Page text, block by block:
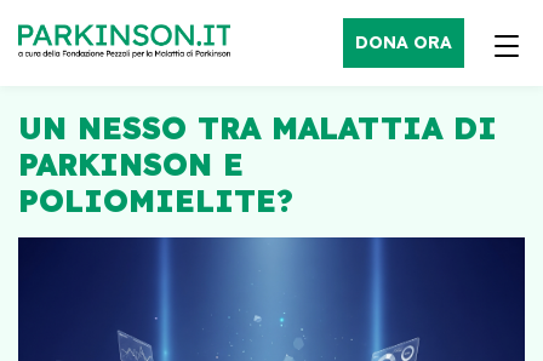
DONA ORA
UN NESSO TRA MALATTIA DI
PARKINSON E
POLIOMIELITE?